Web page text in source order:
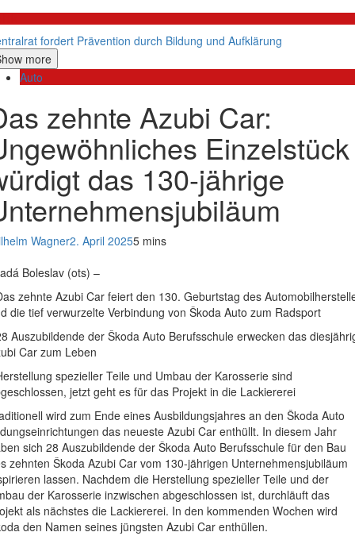
fordert Prävention durch Bildung und Aufklärung
more
Auto
zehnte Azubi Car:
Einzelstück
das 130-jährige
Wagner2. April 20255 mins
Boleslav (ots) –
zehnte Azubi Car feiert den 130. Geburtstag des
die tief verwurzelte Verbindung von Škoda Auto zum Radsport
Auszubildende der Škoda Auto Berufsschule erwecken das
Car zum Leben
spezieller Teile und Umbau der Karosserie sind
jetzt geht es für das Projekt in die Lackiererei
wird zum Ende eines Ausbildungsjahres an den Škoda Auto
das neueste Azubi Car enthüllt. In diesem Jahr
sich 28 Auszubildende der Škoda Auto Berufsschule für den Bau
zehnten Škoda Azubi Car vom 130-jährigen Unternehmensjubiläum
lassen. Nachdem die Herstellung spezieller Teile und der
der Karosserie inzwischen abgeschlossen ist, durchläuft das
als nächstes die Lackiererei. In den kommenden Wochen wird
den Namen seines jüngsten Azubi Car enthüllen.